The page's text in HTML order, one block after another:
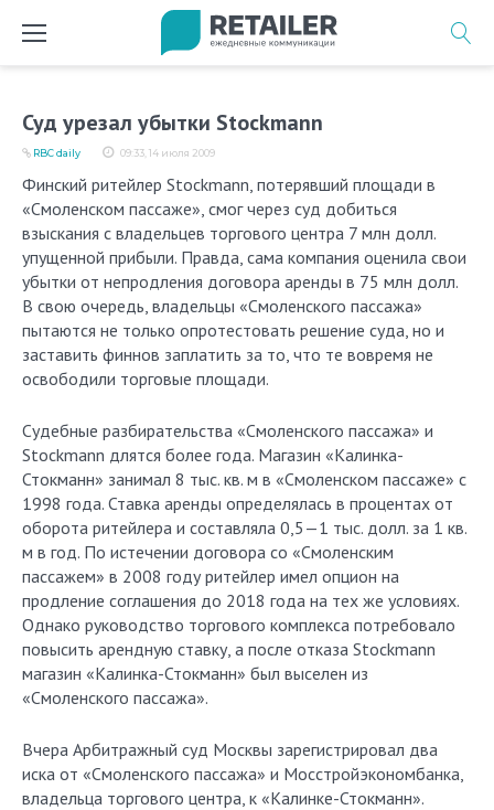
Суд урезал убытки Stockmann
09:33, 14 июля 2009
RBC daily
Финский ритейлер Stock­mann, потерявший площади в
«Смоленском пассаже», смог через суд добиться
взыскания с владельцев торгового центра 7 млн долл.
упущенной прибыли. Правда, сама компания оценила свои
убытки от непродления договора аренды в 75 млн долл.
В свою очередь, владельцы «Смоленского пассажа»
пытаются не только опротестовать решение суда, но и
заставить финнов заплатить за то, что те вовремя не
освободили торговые площади.
Судебные разбирательства «Смоленского пассажа» и
Stock­mann длятся более года. Магазин «Калинка-
Стокманн» занимал 8 тыс. кв. м в «Смоленском пассаже» с
1998 года. Ставка аренды определялась в процентах от
оборота ритейлера и составляла 0,5—1 тыс. долл. за 1 кв.
м в год. По истечении договора со «Смоленским
пассажем» в 2008 году ритейлер имел опцион на
продление соглашения до 2018 года на тех же условиях.
Однако руководство торгового комплекса потребовало
повысить арендную ставку, а после отказа Stockmann
магазин «Калинка-Стокманн» был выселен из
«Смоленского пассажа».
Вчера Арбитражный суд Москвы зарегистрировал два
иска от «Смоленского пассажа» и Мосстройэкономбанка,
владельца торгового центра, к «Калинке-Стокманн».